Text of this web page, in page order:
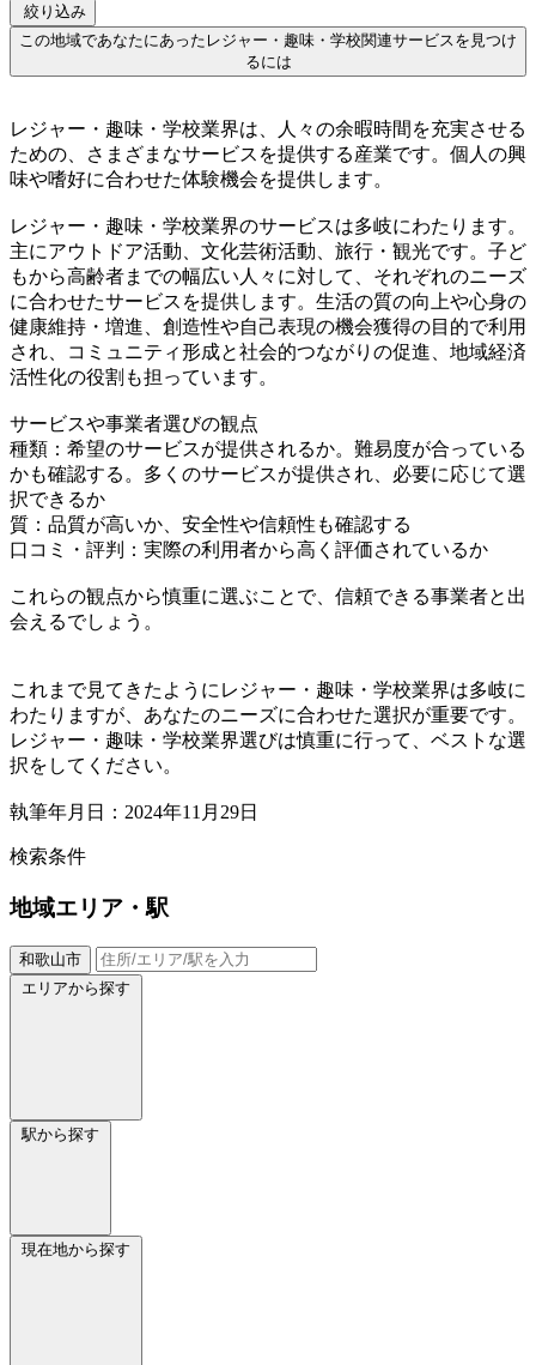
絞り込み
この地域であなたにあったレジャー・趣味・学校関連サービスを見つけ
るには
レジャー・趣味・学校業界は、人々の余暇時間を充実させる
ための、さまざまなサービスを提供する産業です。個人の興
味や嗜好に合わせた体験機会を提供します。
レジャー・趣味・学校業界のサービスは多岐にわたります。
主にアウトドア活動、文化芸術活動、旅行・観光です。子ど
もから高齢者までの幅広い人々に対して、それぞれのニーズ
に合わせたサービスを提供します。生活の質の向上や心身の
健康維持・増進、創造性や自己表現の機会獲得の目的で利用
され、コミュニティ形成と社会的つながりの促進、地域経済
活性化の役割も担っています。
サービスや事業者選びの観点
種類：希望のサービスが提供されるか。難易度が合っている
かも確認する。多くのサービスが提供され、必要に応じて選
択できるか
質：品質が高いか、安全性や信頼性も確認する
口コミ・評判：実際の利用者から高く評価されているか
これらの観点から慎重に選ぶことで、信頼できる事業者と出
会えるでしょう。
これまで見てきたようにレジャー・趣味・学校業界は多岐に
わたりますが、あなたのニーズに合わせた選択が重要です。
レジャー・趣味・学校業界選びは慎重に行って、ベストな選
択をしてください。
執筆年月日：2024年11月29日
検索条件
地域エリア・駅
和歌山市
エリアから探す
駅から探す
現在地から探す